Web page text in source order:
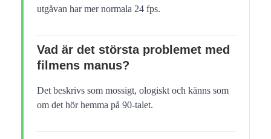
utgåvan har mer normala 24 fps.
Vad är det största problemet med
filmens manus?
Det beskrivs som mossigt, ologiskt och känns som
om det hör hemma på 90-talet.